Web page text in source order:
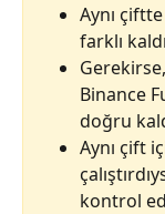
Aynı
farklı
Binance
doğru
Aynı çift
kontrol